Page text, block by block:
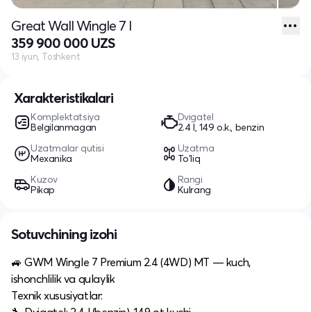
Xarakteristikalari
Komplektatsiya
Belgilanmagan
Dvigatel
2.4 l, 149 o.k., benzin
Uzatmalar qutisi
Mexanika
Uzatma
To'liq
Kuzov
Pikap
Rangi
Kulrang
Great Wall Wingle 7 I
359 900 000 UZS
13 iyun, Toshkent
Sotuvchining izohi
🚙 GWM Wingle 7 Premium 2.4 (4WD) MT — kuch,
ishonchlilik va qulaylik
Texnik xususiyatlar: